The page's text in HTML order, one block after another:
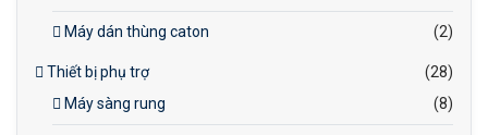
Máy dán thùng caton (2)
Thiết bị phụ trợ
(28)
Máy sàng rung
(8)